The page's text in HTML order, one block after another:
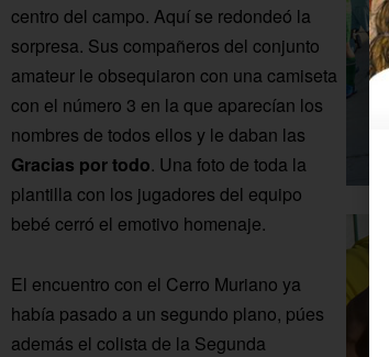
centro del campo. Aquí se redondeó la
sorpresa. Sus compañeros del conjunto
amateur le obsequiaron con una camiseta
con el número 3 en la que aparecían los
nombres de todos ellos y le daban las
Gracias por todo. Una foto de toda la
plantilla con los jugadores del equipo
bebé cerró el emotivo homenaje.
El encuentro con el Cerro Muriano ya
había pasado a un segundo plano, púes
además el colista de la Segunda